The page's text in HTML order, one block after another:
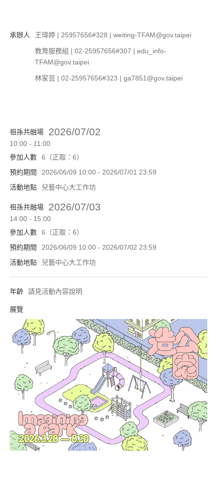
承辦人 王瑋婷 | 25957656#328 | weiting-TFAM@gov.taipei
教育服務組 | 02-25957656#307 | edu_info-
TFAM@gov.taipei
林家芸 | 02-25957656#323 | ga7851@gov.taipei
祖孫共融場 2026/07/02
10:00 - 11:00
參加人數
6（正取：6）
預約期間
2026/06/09 10:00 - 2026/07/01 23:59
活動地點
兒藝中心大工作坊
祖孫共融場 2026/07/03
14:00 - 15:00
參加人數
6（正取：6）
預約期間
2026/06/09 10:00 - 2026/07/02 23:59
活動地點
兒藝中心大工作坊
年齡 請見活動內容說明
展覽